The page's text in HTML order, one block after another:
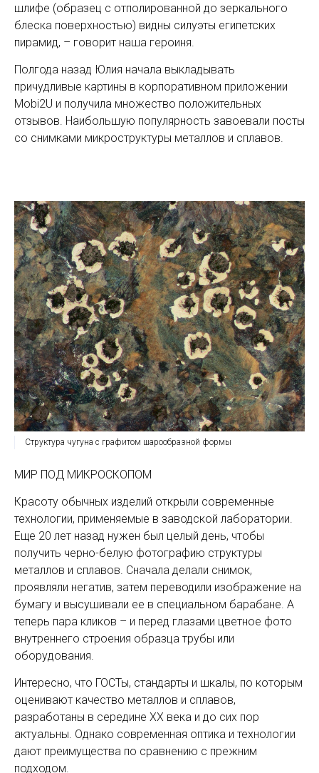
шлифе (образец с отполированной до зеркального
блеска поверхностью) видны силуэты египетских
пирамид, – говорит наша героиня.
Полгода назад Юлия начала выкладывать
причудливые картины в корпоративном приложении
Mobi2U и получила множество положительных
отзывов. Наибольшую популярность завоевали посты
со снимками микроструктуры металлов и сплавов.
Структура чугуна с графитом шарообразной формы
МИР ПОД МИКРОСКОПОМ
Красоту обычных изделий открыли современные
технологии, применяемые в заводской лаборатории.
Еще 20 лет назад нужен был целый день, чтобы
получить черно-белую фотографию структуры
металлов и сплавов. Сначала делали снимок,
проявляли негатив, затем переводили изображение на
бумагу и высушивали ее в специальном барабане. А
теперь пара кликов – и перед глазами цветное фото
внутреннего строения образца трубы или
оборудования.
Интересно, что ГОСТы, стандарты и шкалы, по которым
оценивают качество металлов и сплавов,
разработаны в середине ХХ века и до сих пор
актуальны. Однако современная оптика и технологии
дают преимущества по сравнению с прежним
подходом.